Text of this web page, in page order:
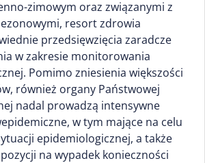
zimowym oraz związanymi z
resort zdrowia
przedsięwzięcia zaradcze
w zakresie monitorowania
Pomimo zniesienia większości
również organy Państwowej
nadal prowadzą intensywne
w tym mające na celu
epidemiologicznej, a także
na wypadek konieczności